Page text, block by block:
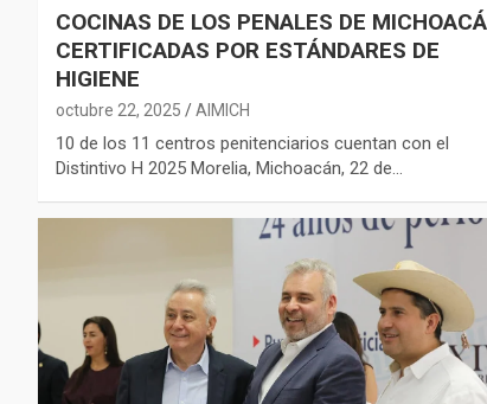
COCINAS DE LOS PENALES DE
CERTIFICADAS POR ESTÁNDARES DE
HIGIENE
octubre 22, 2025 AIMICH
10 de los 11 centros penitenciarios cuentan con el
Distintivo H 2025 Morelia, Michoacán, 22 de…